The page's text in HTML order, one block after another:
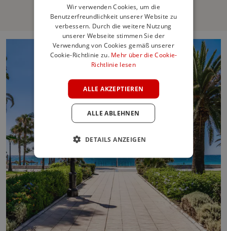
ENGLISH
SPANISH
FRENCH
POLISH
Wir verwenden Cookies, um die
Benutzerfreundlichkeit unserer Website zu
verbessern. Durch die weitere Nutzung
unserer Webseite stimmen Sie der
Verwendung von Cookies gemäß unserer
Cookie-Richtlinie zu. Mehr über die Cookie-
Richtlinie lesen
ALLE AKZEPTIEREN
ALLE ABLEHNEN
DETAILS ANZEIGEN